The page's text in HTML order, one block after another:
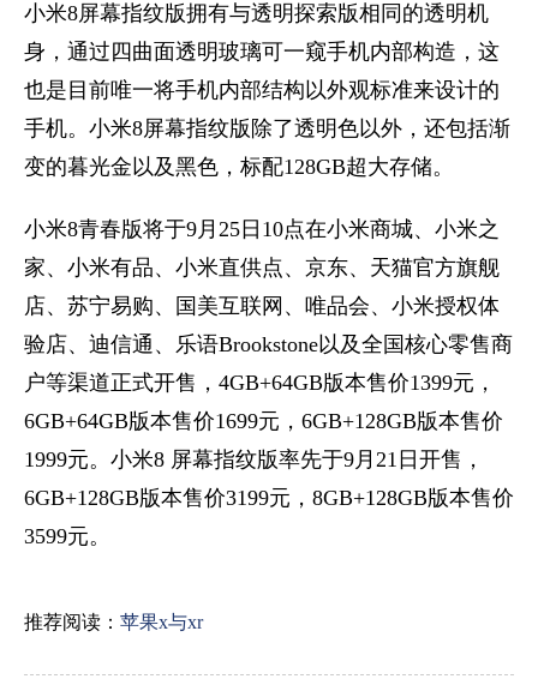
小米8屏幕指纹版拥有与透明探索版相同的透明机
身，通过四曲面透明玻璃可一窥手机内部构造，这
也是目前唯一将手机内部结构以外观标准来设计的
手机。小米8屏幕指纹版除了透明色以外，还包括渐
变的暮光金以及黑色，标配128GB超大存储。
小米8青春版将于9月25日10点在小米商城、小米之
家、小米有品、小米直供点、京东、天猫官方旗舰
店、苏宁易购、国美互联网、唯品会、小米授权体
验店、迪信通、乐语Brookstone以及全国核心零售商
户等渠道正式开售，4GB+64GB版本售价1399元，
6GB+64GB版本售价1699元，6GB+128GB版本售价
1999元。小米8 屏幕指纹版率先于9月21日开售，
6GB+128GB版本售价3199元，8GB+128GB版本售价
3599元。
推荐阅读： 苹果x与xr